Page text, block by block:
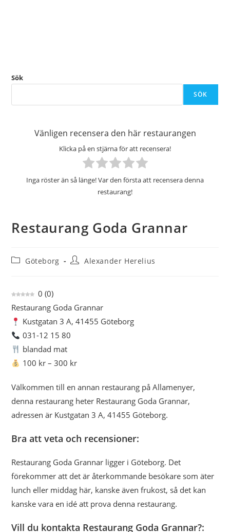
Sök
SÖK
Vänligen recensera den här restaurangen
Klicka på en stjärna för att recensera!
Inga röster än så länge! Var den första att recensera denna
restaurang!
Restaurang Goda Grannar
Inläggskategori:
Göteborg Inläggsförfattare:
Alexander Herelius
0 (0)
Restaurang Goda Grannar
Kustgatan 3 A, 41455 Göteborg
031-12 15 80
blandad mat
100 kr – 300 kr
Välkommen till en annan restaurang på Allamenyer,
denna restaurang heter Restaurang Goda Grannar,
adressen är Kustgatan 3 A, 41455 Göteborg.
Bra att veta och recensioner:
Restaurang Goda Grannar ligger i Göteborg. Det
förekommer att det är återkommande besökare som äter
lunch eller middag här, kanske även frukost, så det kan
kanske vara en idé att prova denna restaurang.
Vill du kontakta Restaurang Goda Grannar?: